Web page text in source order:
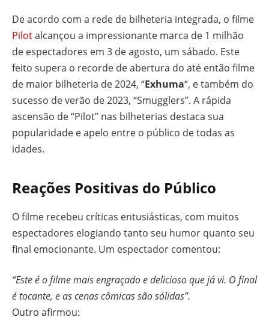
De acordo com a rede de bilheteria integrada, o filme
Pilotalcançou a impressionante marca de 1 milhão
de espectadores em 3 de agosto, um sábado. Este
feito supera o recorde de abertura do até então filme
de maior bilheteria de 2024, “Exhuma“, e também do
sucesso de verão de 2023, “Smugglers”. A rápida
ascensão de “Pilot” nas bilheterias destaca sua
popularidade e apelo entre o público de todas as
idades.
Reações Positivas do Público
O filme recebeu críticas entusiásticas, com muitos
espectadores elogiando tanto seu humor quanto seu
final emocionante. Um espectador comentou:
“Este é o filme mais engraçado e delicioso que já vi. O final
é tocante, e as cenas cômicas são sólidas”.
Outro afirmou: